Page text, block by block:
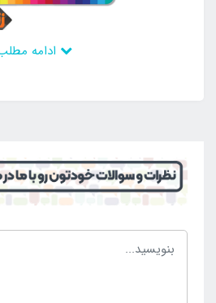
به اصطلاح لیبل قرار دارد که با
چسب قطره ای و قرار دادن آن بر
خود کنید. با توجه به این مسئله